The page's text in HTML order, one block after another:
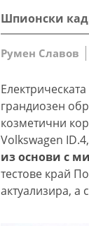
Шпионски
Румен Славов
грандиозен
козметични
Volkswagen
из основи с
тестове край
актуализира, а